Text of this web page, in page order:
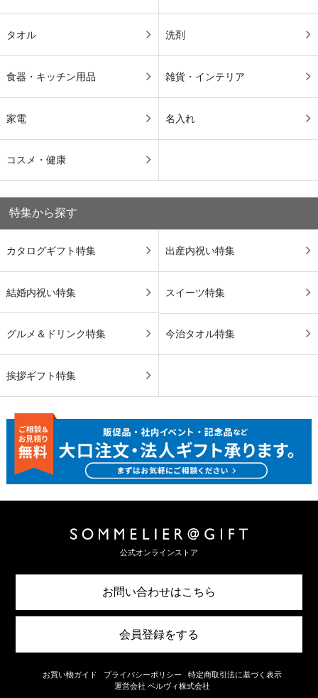
タオル 洗剤
食器・キッチン用品 雑貨・インテリア
家電 名入れ
コスメ・健康
特集から探す
カタログギフト特集 出産内祝い特集
結婚内祝い特集 スイーツ特集
グルメ＆ドリンク特集 今治タオル特集
挨拶ギフト特集
公式オンラインストア
お問い合わせはこちら
会員登録をする
お買い物ガイド プライバシーポリシー
特定商取引法に基づく表示
運営会社 ベルヴィ株式会社